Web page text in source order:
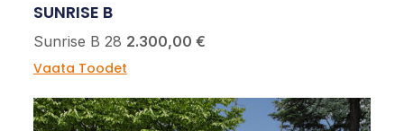
SUNRISE B
Sunrise B 28 2.300,00 €
Vaata Toodet